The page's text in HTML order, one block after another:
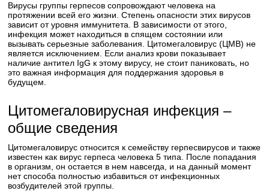
Вирусы группы герпесов сопровождают человека на
протяжении всей его жизни. Степень опасности этих вирусов
зависит от уровня иммунитета. В зависимости от этого,
инфекция может находиться в спящем состоянии или
вызывать серьезные заболевания. Цитомегаловирус (ЦМВ) не
является исключением. Если анализ крови показывает
наличие антител IgG к этому вирусу, не стоит паниковать, но
это важная информация для поддержания здоровья в
будущем.
Цитомегаловирусная инфекция –
общие сведения
Цитомегаловирус относится к семейству герпесвирусов и также
известен как вирус герпеса человека 5 типа. После попадания
в организм, он остается в нем навсегда, и на данный момент
нет способа полностью избавиться от инфекционных
возбудителей этой группы.